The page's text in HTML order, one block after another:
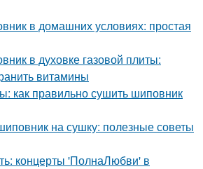
в домашних условиях: простая
в духовке газовой плиты:
витамины
как правильно сушить шиповник
на сушку: полезные советы
концерты 'ПолнаЛюбви' в